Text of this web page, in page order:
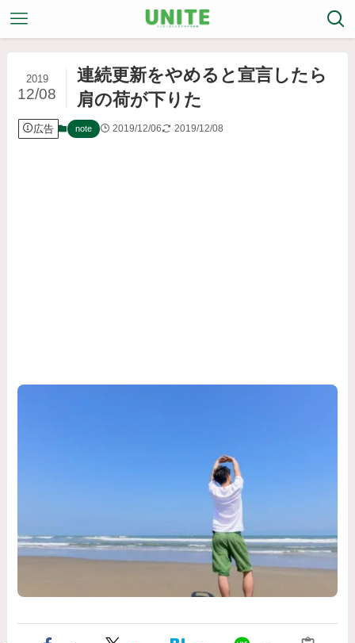
連続更新をやめると宣言したら
肩の荷が下りた
2019
12/08
広告 note 2019/12/06 2019/12/08